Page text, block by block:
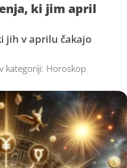
ki jim april
jih v aprilu čakajo
kategoriji: Horoskop